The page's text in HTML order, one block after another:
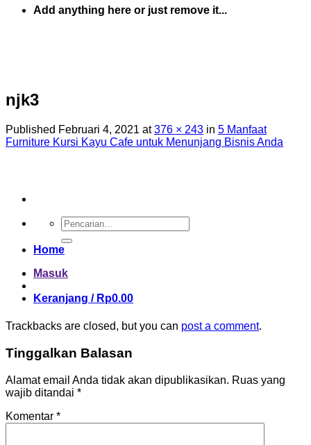
Add anything here or just remove it...
Pencarian
untuk:
Home
Masuk
Keranjang / Rp0.00
njk3
Published Februari 4, 2021 at376 × 243 in 5 Manfaat
Furniture Kursi Kayu Cafe untuk Menunjang Bisnis Anda
Trackbacks are closed, but you can post a comment.
Tinggalkan Balasan
Alamat email Anda tidak akan dipublikasikan. Ruas yang
wajib ditandai *
Komentar *